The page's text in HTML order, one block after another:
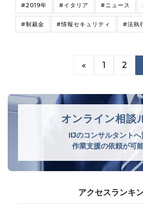
#2019年 #イタリア #ニュース
#制裁金 #情報セキュリティ #法執
« 1 2
オンライン相談
IIJのコンサルタントへ
作業支援の依頼が可
アクセスランキ